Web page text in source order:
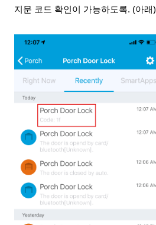
지문 코드 확인이 가능하도록. (아래)